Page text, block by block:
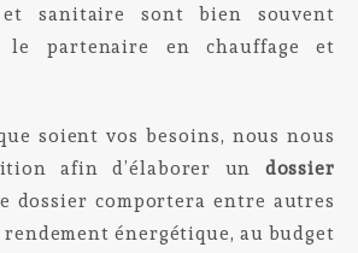
sanitaire sont bien souvent
le partenaire en chauffage et
soient vos besoins, nous nous
afin d’élaborer un dossier
dossier comportera entre autres
énergétique, au budget